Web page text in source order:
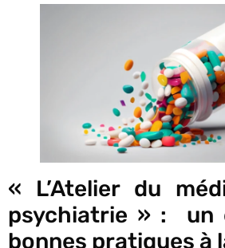
« L’Atelier du
psychiatrie » : un
bonnes pratiques à